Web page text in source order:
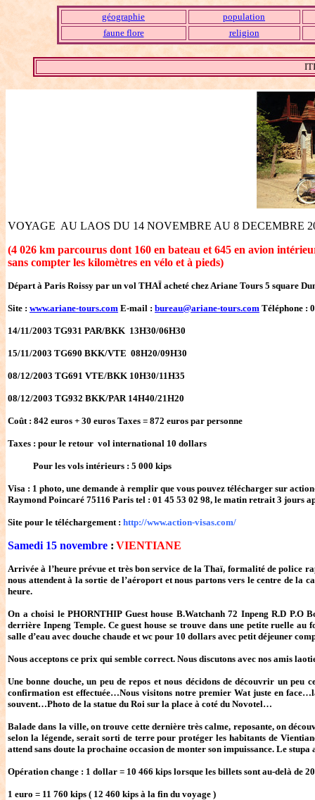
géographie
population
faune flore
religion
VOYAGE AU LAOS DU 14 NOVEMBRE AU 8 DECEMBRE
(4 026 km parcourus dont 160 en bateau et 645 en avion
sans compter les kilomètres en vélo et à pieds)
Départ à Paris Roissy par un vol THAÏ acheté chez Ariane Tours 5 square
Site : www.ariane-tours.com E-mail : bureau@ariane-tours.com Téléphone :
14/11/2003 TG931 PAR/BKK 13H30/06H30
15/11/2003 TG690 BKK/VTE 08H20/09H30
08/12/2003 TG691 VTE/BKK 10H30/11H35
08/12/2003 TG932 BKK/PAR 14H40/21H20
Coût : 842 euros + 30 euros Taxes = 872 euros par personne
Taxes : pour le retour vol international 10 dollars
Pour les vols intérieurs : 5 000 kips
Visa : 1 photo, une demande à remplir que vous pouvez télécharger sur
Raymond Poincaré 75116 Paris tel : 01 45 53 02 98, le matin retrait 3 jours
Site pour le téléchargement : http://www.action-visas.com/
Samedi 15 novembre : VIENTIANE
Arrivée à l’heure prévue et très bon service de la Thaï, formalité de police
nous attendent à la sortie de l’aéroport et nous partons vers le centre de la
heure.
On a choisi le PHORNTHIP Guest house B.Watchanh 72 Inpeng R.D P.O
derrière Inpeng Temple. Ce guest house se trouve dans une petite ruelle
salle d’eau avec douche chaude et wc pour 10 dollars avec petit déjeuner
Nous acceptons ce prix qui semble correct. Nous discutons avec nos amis
Une bonne douche, un peu de repos et nous décidons de découvrir un
confirmation est effectuée…Nous visitons notre premier Wat juste en
souvent…Photo de la statue du Roi sur la place à coté du Novotel…
Balade dans la ville, on trouve cette dernière très calme, reposante, on
selon la légende, serait sorti de terre pour protéger les habitants de
attend sans doute la prochaine occasion de monter son impuissance. Le stupa
Opération change : 1 dollar = 10 466 kips lorsque les billets sont au-delà de
1 euro = 11 760 kips ( 12 460 kips à la fin du voyage )